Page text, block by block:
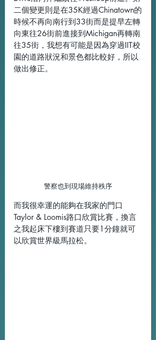
二個變更則是在35K經過Chinatown的
時候不再向南行到33街而是提早左轉
向東往26街前進接到Michigan再轉南
往35街，我想有可能是因為穿過IIT校
園的道路狀況和景色都比較好，所以
做出修正。
警察也到現場維持秩序
而我很幸運的能夠在我家的門口
Taylor & Loomis路口欣賞比賽，換言
之我起床下樓到賽道只要1分鐘就可
以欣賞世界級馬拉松。